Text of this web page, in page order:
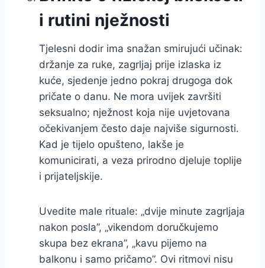
i rutini nježnosti
Tjelesni dodir ima snažan smirujući učinak:
držanje za ruke, zagrljaj prije izlaska iz
kuće, sjedenje jedno pokraj drugoga dok
pričate o danu. Ne mora uvijek završiti
seksualno; nježnost koja nije uvjetovana
očekivanjem često daje najviše sigurnosti.
Kad je tijelo opušteno, lakše je
komunicirati, a veza prirodno djeluje toplije
i prijateljskije.
Uvedite male rituale: „dvije minute zagrljaja
nakon posla”, „vikendom doručkujemo
skupa bez ekrana”, „kavu pijemo na
balkonu i samo pričamo”. Ovi ritmovi nisu